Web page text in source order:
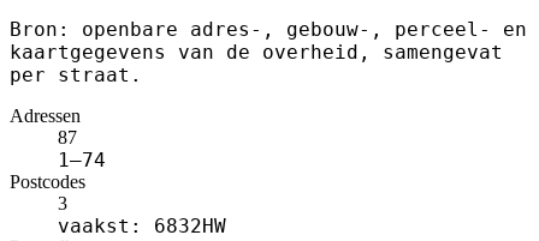
Bron: openbare adres-, gebouw-, perceel- en
kaartgegevens van de overheid, samengevat
per straat.
Adressen
87
1–74
Postcodes
3
vaakst: 6832HW